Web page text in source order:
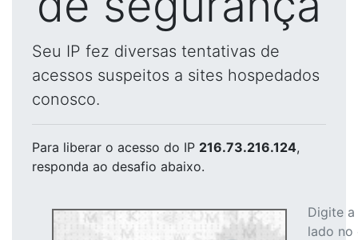
Seu IP fez diversas tentativas de
acessos suspeitos a sites hospedados
conosco.
Para liberar o acesso do IP 216.73.216.124,
responda ao desafio abaixo.
Digite
lado no